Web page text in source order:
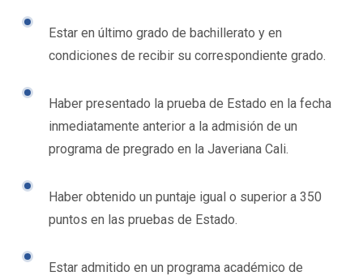
Estar en último grado de bachillerato y en
condiciones de recibir su correspondiente grado.
Haber presentado la prueba de Estado en la fecha
inmediatamente anterior a la admisión de un
programa de pregrado en la Javeriana Cali.
Haber obtenido un puntaje igual o superior a 350
puntos en las pruebas de Estado.
Estar admitido en un programa académico de